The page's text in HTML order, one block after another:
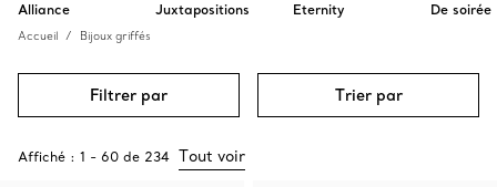
Alliance Juxtapositions Eternity De soirée
Accueil Bijoux griffés
Filtrer par Trier par
Affiché : 1 - 60 de 234 Tout voir